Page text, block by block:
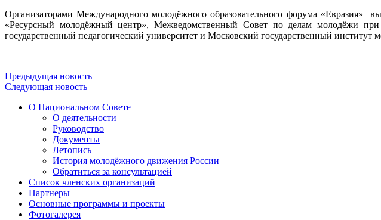
Организаторами Международного молодёжного образовательного форума «Евразия»
«Ресурсный молодёжный центр», Межведомственный Совет по делам молодёжи при
государственный педагогический университет и Московский государственный
Предыдущая новость
Следующая новость
О Национальном Совете
О деятельности
Руководство
Документы
Летопись
История молодёжного движения России
Обратиться за консультацией
Список членских организаций
Партнеры
Основные программы и проекты
Фотогалерея